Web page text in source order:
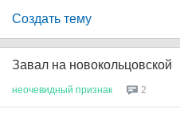
Создать тему
Завал на новокольцовской
неочевидный признак 2